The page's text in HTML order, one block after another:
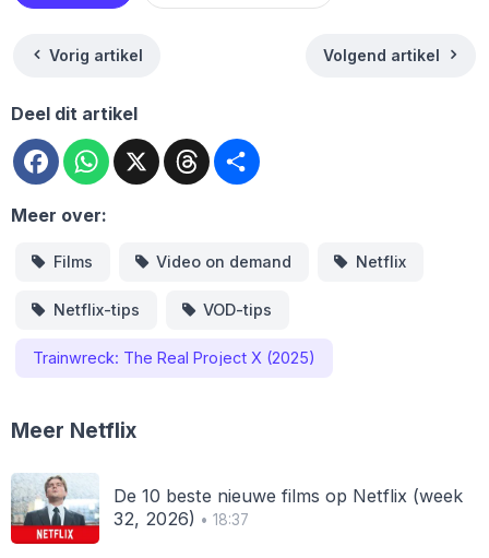
Vorig artikel Volgend artikel
Deel dit artikel
FacebookWhatsApp
X Threads
Meer over:
Films Video on demand Netflix
Netflix-tips VOD-tips
Trainwreck: The Real Project X (2025)
Meer Netflix
De 10 beste nieuwe films op Netflix (week
32, 2026) • 18:37